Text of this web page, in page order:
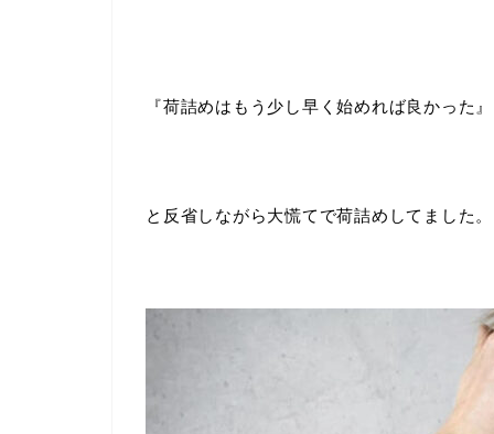
『荷詰めはもう少し早く始めれば良かった』
と反省しながら大慌てで荷詰めしてました。